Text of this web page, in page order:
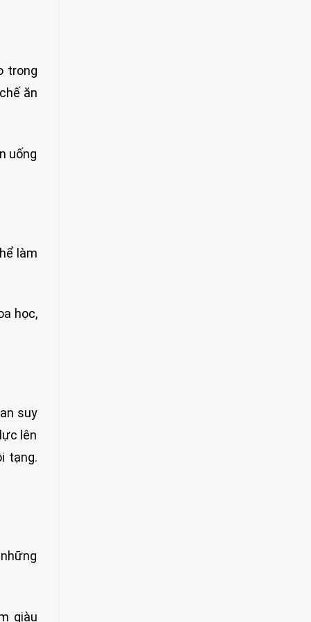
trong
ăn
uống
làm
học,
suy
lên
tạng.
giàu